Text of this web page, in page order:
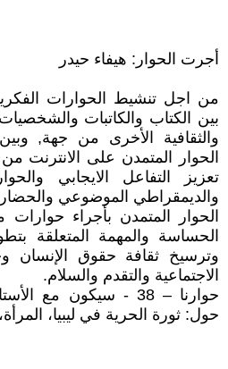
أجر ت الحوار: هيفاء حيدر
من اجل تنشيط الحوارات
بين الكتاب والكاتبات
والثقافية الأخرى من جهة,
الحوار المتمدن على
تعزيز التفاعل الايجابي
والديمقراطي الموضوعي
الحوار المتمدن بأجراء
الحساسة والمهمة المتعلقة
وترسيخ ثقافة حقوق الإنسان
الاجتماعية والتقدم والسلام.
حوارنا – 38 - سيكون مع
حول: ثورة الحرية في ليبيا، المرأة،